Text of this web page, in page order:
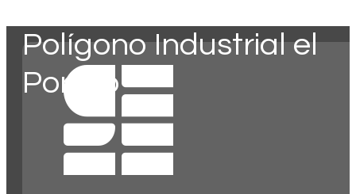
Polígono Industrial el
Portillo